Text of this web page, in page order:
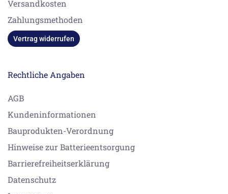
Versandkosten
Zahlungsmethoden
Vertrag widerrufen
Rechtliche Angaben
AGB
Kundeninformationen
Bauprodukten-Verordnung
Hinweise zur Batterieentsorgung
Barrierefreiheitserklärung
Datenschutz